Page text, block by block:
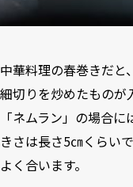
中華料理の春巻きだと
細切りを炒めたものが
「ネムラン」の場合
きさは長さ5㎝くらい
よく合います。